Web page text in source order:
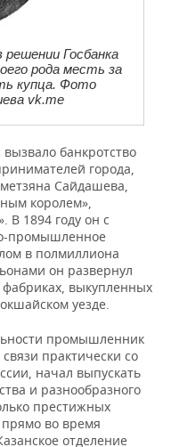
решении Госбанка
рода месть за
купца. Фото
vk.me
банкротство
города,
Сайдашева,
королем»,
В 1894 году он с
промышленное
в полмиллиона
он развернул
фабриках, выкупленных
уезде.
промышленник
практически со
начал выпускать
и разнообразного
престижных
прямо во время
отделение